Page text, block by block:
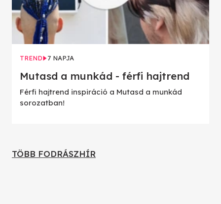
TREND 7 NAPJA
Mutasd a munkád - férfi hajtrend
Férfi hajtrend inspiráció a Mutasd a munkád
sorozatban!
TÖBB FODRÁSZHÍR